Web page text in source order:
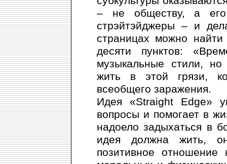
– не обществу, а его
стрэйтэйджеры – и
страницах можно
десяти пунктов:
музыкальные стили,
жить в этой грязи,
всеобщего заражения.
Идея «Straight Edge»
вопросы и помогает в
надоело задыхаться в
идея должна жить,
позитивное